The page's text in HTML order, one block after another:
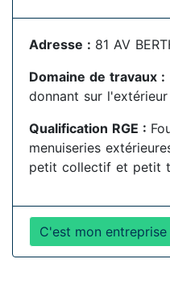
Adresse : 81 AV
Domaine de travaux :
donnant sur l'extérieur
Qualification RGE :
menuiseries
petit collectif et petit
C'est mon entreprise